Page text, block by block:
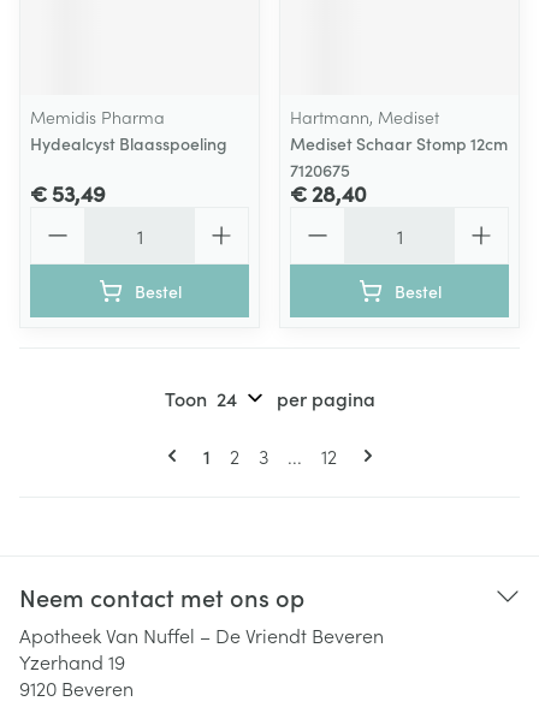
Memidis Pharma
Hydealcyst Blaasspoeling
€ 53,49
Bestel
Hartmann, Mediset
Mediset Schaar Stomp 12cm
7120675
€ 28,40
Bestel
Pagina's
U lees momenteel pagina
1 Pagina
2 Pagina
3 ... Pagina
12
Toon per pagina
Neem contact met ons op
Apotheek Van Nuffel – De Vriendt Beveren
Yzerhand 19
9120 Beveren